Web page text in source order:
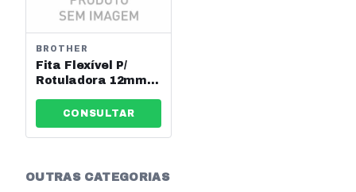
BROTHER
Fita Flexível P/
Rotuladora 12mm
Brother Ref: 756
CONSULTAR
OUTRAS CATEGORIAS